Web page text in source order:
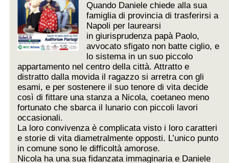
Quando Daniele chiede alla sua
famiglia di provincia di trasferirsi a
Napoli per laurearsi
in giurisprudenza papà Paolo,
avvocato sfigato non batte ciglio, e
lo sistema in un suo piccolo
appartamento nel centro della città. Attratto e
distratto dalla movida il ragazzo si arretra con gli
esami, e per sostenere il suo tenore di vita decide
così di fittare una stanza a Nicola, coetaneo meno
fortunato che sbarca il lunario con piccoli lavori
occasionali.
La loro convivenza è complicata visto i loro caratteri
e storie di vita diametralmente opposti. L’unico punto
in comune sono le difficoltà amorose.
Nicola ha una sua fidanzata immaginaria e Daniele